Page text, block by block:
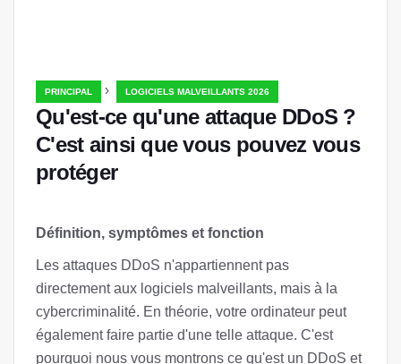
PRINCIPAL › LOGICIELS MALVEILLANTS 2026
Qu'est-ce qu'une attaque DDoS ?
C'est ainsi que vous pouvez vous
protéger
Définition, symptômes et fonction
Les attaques DDoS n'appartiennent pas
directement aux logiciels malveillants, mais à la
cybercriminalité. En théorie, votre ordinateur peut
également faire partie d'une telle attaque. C'est
pourquoi nous vous montrons ce qu'est un DDoS et